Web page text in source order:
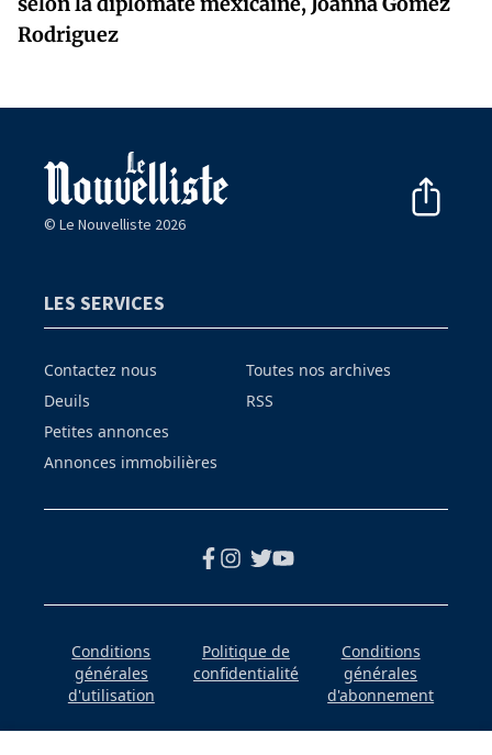
Rodriguez
© Le Nouvelliste 2026
LES SERVICES
Contactez nous
Deuils
Petites annonces
Annonces immobilières
Toutes nos archives
RSS
Conditions
générales
d'utilisation
Politique de
confidentialité
Conditions
générales
d'abonnement